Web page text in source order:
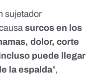
sujetador
surcos en los
dolor, corte
puede llegar
la espalda”,